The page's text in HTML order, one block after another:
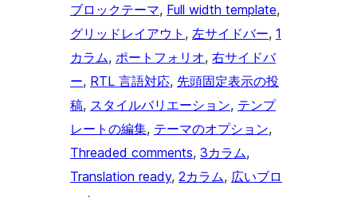
ブロックテーマ, Full width template
グリッドレイアウト , 左サイドバー, 1
カラム, ポートフォリオ, 右サイドバ
ー, RTL 言語対応, 先頭固定表示の投
稿, スタイルバリエーション, テンプ
レートの編集, テーマのオプション
Threaded comments, 3カラム
Translation ready, 2カラム, 広いブロ